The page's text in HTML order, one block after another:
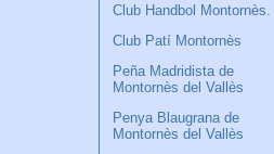
Club Handbol Montornès.
Club Patí Montornès
Peña Madridista de
Montornès del Vallès
Penya Blaugrana de
Montornès del Vallès